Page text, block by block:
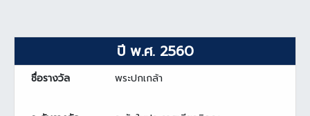
ปี พ.ศ. 2560
ชื่อรางวัล พระปกเกล้า